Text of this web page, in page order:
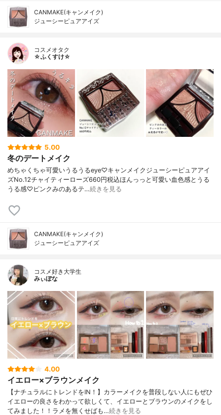
CANMAKE(キャンメイク)
ジューシーピュアアイズ
コスメオタク
☆ふくすけ☆
5.00
冬のデートメイク
めちゃくちゃ可愛いうるうるeye♡キャンメイクジューシーピュアアイ
ズNo.12チャイティーローズ660円税込ほんっっと可愛い血色感とうる
うる感♡ピンクみのあるテ…続きを見る
CANMAKE(キャンメイク)
ジューシーピュアアイズ
コスメ好き大学生
みぃぽな
4.00
イエロー×ブラウンメイク
【ナチュラルにトレンドをIN！】カラーメイクを普段しない人にもぜひ
イエローの良さをわかって欲しくて、イエローとブラウンのメイクをし
てみました！！ラメを無くせばも…続きを見る